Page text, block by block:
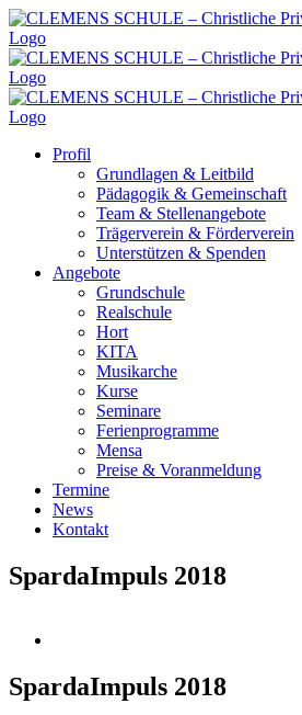
Zum
Inhalt
springen
Profil
Grundlagen & Leitbild
Pädagogik & Gemeinschaft
Team & Stellenangebote
Trägerverein & Förderverein
Unterstützen & Spenden
Angebote
Grundschule
Realschule
Hort
KITA
Musikarche
Kurse
Seminare
Ferienprogramme
Mensa
Preise & Voranmeldung
Termine
News
Kontakt
SpardaImpuls 2018
SpardaImpuls 2018